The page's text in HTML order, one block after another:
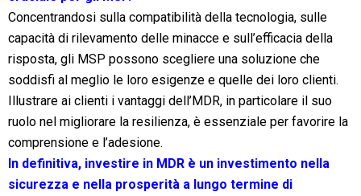
Concentrandosi sulla compatibilità della tecnologia, sulle
capacità di rilevamento delle minacce e sull’efficacia della
risposta, gli MSP possono scegliere una soluzione che
soddisfi al meglio le loro esigenze e quelle dei loro clienti.
Illustrare ai clienti i vantaggi dell’MDR, in particolare il suo
ruolo nel migliorare la resilienza, è essenziale per favorire la
comprensione e l’adesione.
In definitiva, investire in MDR è un investimento nella
sicurezza e nella prosperità a lungo termine di